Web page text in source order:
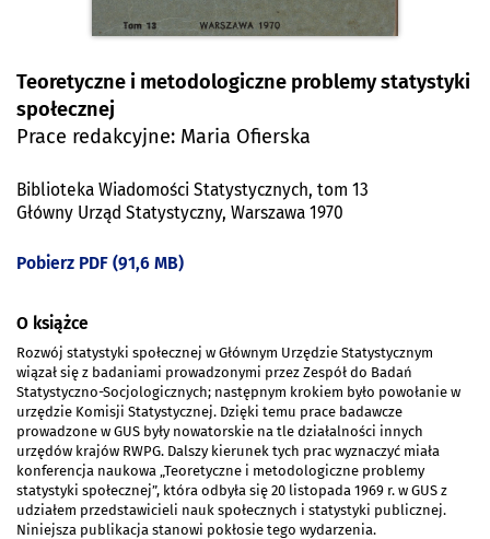
Teoretyczne i metodologiczne problemy statystyki
społecznej
Prace redakcyjne: Maria Ofierska
Biblioteka Wiadomości Statystycznych, tom 13
Główny Urząd Statystyczny, Warszawa 1970
Pobierz PDF (91,6 MB)
O książce
Rozwój statystyki społecznej w Głównym Urzędzie Statystycznym
wiązał się z badaniami prowadzonymi przez Zespół do Badań
Statystyczno-Socjologicznych; następnym krokiem było powołanie w
urzędzie Komisji Statystycznej. Dzięki temu prace badawcze
prowadzone w GUS były nowatorskie na tle działalności innych
urzędów krajów RWPG. Dalszy kierunek tych prac wyznaczyć miała
konferencja naukowa „Teoretyczne i metodologiczne problemy
statystyki społecznej”, która odbyła się 20 listopada 1969 r. w GUS z
udziałem przedstawicieli nauk społecznych i statystyki publicznej.
Niniejsza publikacja stanowi pokłosie tego wydarzenia.